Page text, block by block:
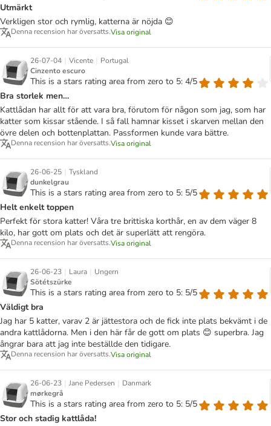
Utmärkt
Verkligen stor och rymlig, katterna är nöjda 😊
Denna recension har översatts.Visa original
26-07-04 | Vicente | Portugal
Cinzento escuro
This is a stars rating area from zero to 5: 4/5
Bra storlek men…
Kattlådan har allt för att vara bra, förutom för någon som jag, som har
katter som kissar stående. I så fall hamnar kisset i skarven mellan den
övre delen och bottenplattan. Passformen kunde vara bättre.
Denna recension har översatts.Visa original
26-06-25 | Tyskland
dunkelgrau
This is a stars rating area from zero to 5: 5/5
Helt enkelt toppen
Perfekt för stora katter! Våra tre brittiska korthår, en av dem väger 8
kilo, har gott om plats och det är superlätt att rengöra.
Denna recension har översatts.Visa original
26-06-23 | Laura | Ungern
Sötétszürke
This is a stars rating area from zero to 5: 5/5
Väldigt bra
Jag har 5 katter, varav 2 är jättestora och de fick inte plats bekvämt i de
andra kattlådorna. Men i den här får de gott om plats 😊 superbra. Jag
ångrar bara att jag inte beställde den tidigare.
Denna recension har översatts.Visa original
26-06-23 | Jane Pedersen | Danmark
mørkegrå
This is a stars rating area from zero to 5: 5/5
Stor och stadig kattlåda!